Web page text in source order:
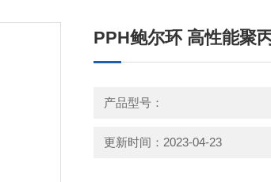
PPH鲍尔环 高性能聚
产品型号：
更新时间：2023-04-23